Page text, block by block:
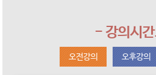
- 강의시
오전강의 오후강의